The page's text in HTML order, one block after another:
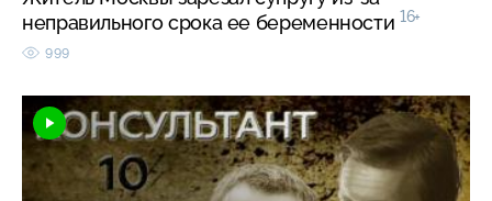
неправильного срока ее беременности 16+
999